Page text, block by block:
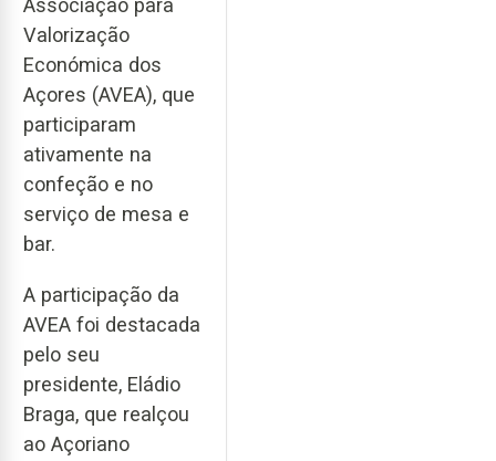
Associação para
Valorização
Económica dos
Açores (AVEA), que
participaram
ativamente na
confeção e no
serviço de mesa e
bar.
A participação da
AVEA foi destacada
pelo seu
presidente, Eládio
Braga, que realçou
ao Açoriano